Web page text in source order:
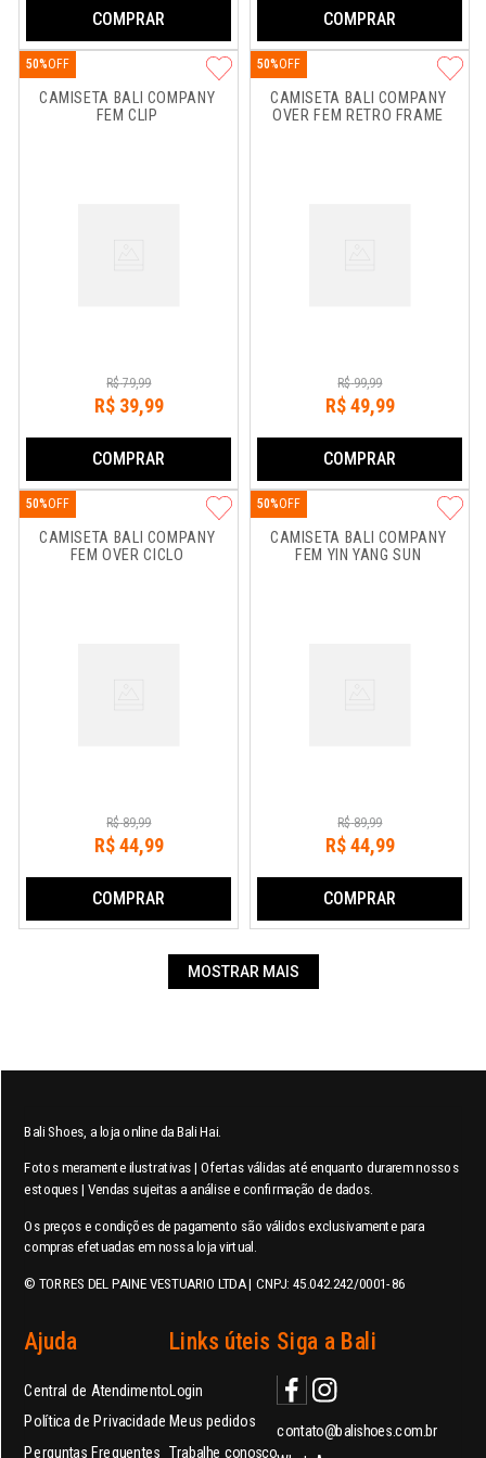
COMPRAR COMPRAR
CAMISETA BALI COMPANY
FEM CLIP
50%
R$ 79,99
R$ 39,99
COMPRAR
CAMISETA BALI COMPANY
OVER FEM RETRO FRAME
50%
R$ 99,99
R$49,99
COMPRAR
CAMISETA BALI COMPANY
FEM OVER CICLO
50%
R$ 89,99
R$44,99
COMPRAR
CAMISETA BALI COMPANY
FEM YIN YANG SUN
50%
R$ 89,99
R$44,99
COMPRAR
MOSTRAR MAIS
Bali Shoes, a loja online da Bali Hai.
Fotos meramente ilustrativas | Ofertas válidas até enquanto durarem nossos
estoques | Vendas sujeitas a análise e confirmação de dados.
Os preços e condições de pagamento são válidos exclusivamente para
compras efetuadas em nossa loja virtual.
© TORRES DEL PAINE VESTUARIO LTDA | CNPJ: 45.042.242/0001-86
Ajuda
Central de Atendimento
Política de Privacidade
Perguntas Frequentes
Links úteis
Login
Meus pedidos
Trabalhe conosco
Siga a Bali
contato@balishoes.com.br